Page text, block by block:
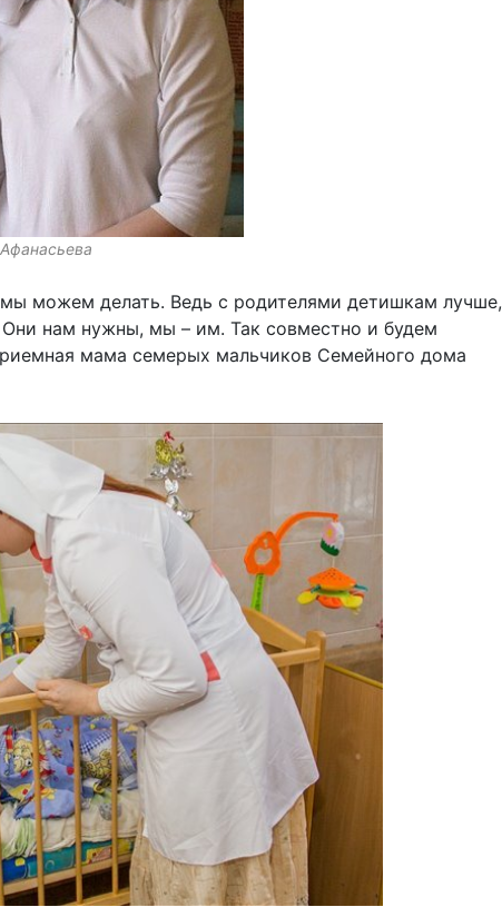
можем делать. Ведь с родителями детишкам лучше,
нам нужны, мы – им. Так совместно и будем
мама семерых мальчиков Семейного дома